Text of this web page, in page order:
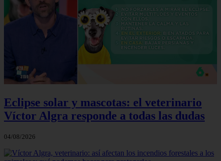
Eclipse solar y mascotas: el veterinario
Víctor Algra responde a todas las dudas
04/08/2026